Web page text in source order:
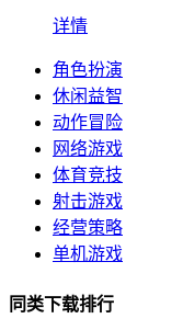
详情
角色扮演
休闲益智
动作冒险
网络游戏
体育竞技
射击游戏
经营策略
单机游戏
同类下载排行